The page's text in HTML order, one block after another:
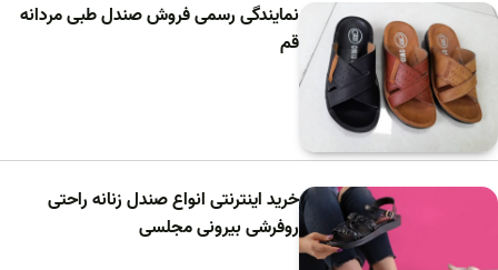
نمایندگی رسمی فروش صندل طبی مردانه
قم
خرید اینترنتی انواع صندل زنانه راحتی
روفرشی بیرونی مجلسی